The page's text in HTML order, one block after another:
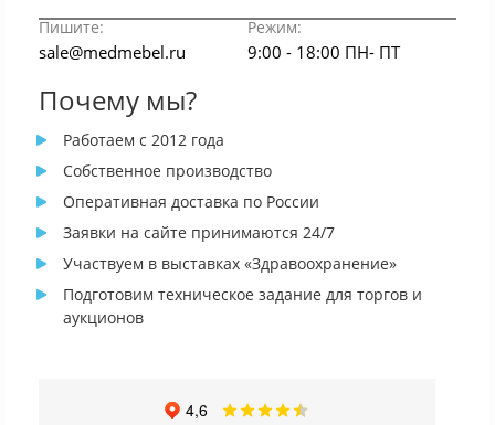
Пишите: Режим:
sale@medmebel.ru 9:00 - 18:00 ПН- ПТ
Почему мы?
Работаем с 2012 года
Собственное производство
Оперативная доставка по России
Заявки на сайте принимаются 24/7
Участвуем в выставках «Здравоохранение»
Подготовим техническое задание для торгов и
аукционов